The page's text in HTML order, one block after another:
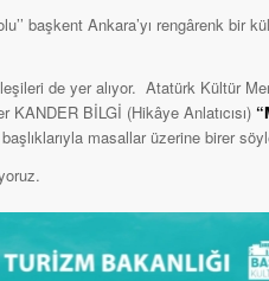
başkent Ankara’yı rengârenk bir
de yer alıyor. Atatürk Kültür
KANDER BİLGİ (Hikâye Anlatıcısı)
başlıklarıyla masallar üzerine birer